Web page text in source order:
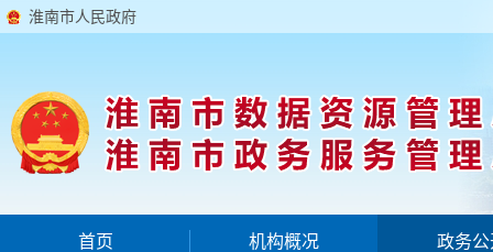
淮南市人民政府
首页 机构概况 政务公